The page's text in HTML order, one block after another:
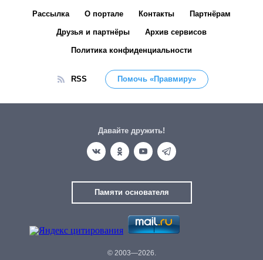
Рассылка О портале Контакты Партнёрам
Друзья и партнёры Архив сервисов
Политика конфиденциальности
RSS Помочь «Правмиру»
Давайте дружить!
Памяти основателя
© 2003—2026.